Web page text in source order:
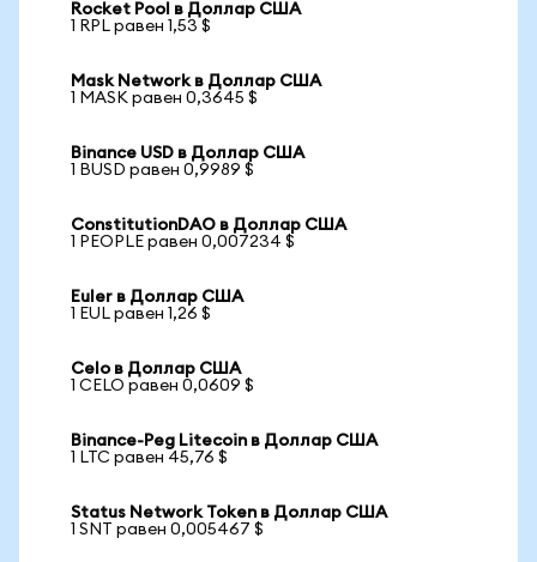
Rocket Pool в Доллар США
1 RPL равен 1,53 $
Mask Network в Доллар США
1 MASK равен 0,3645 $
Binance USD в Доллар США
1 BUSD равен 0,9989 $
ConstitutionDAO в Доллар США
1 PEOPLE равен 0,007234 $
Euler в Доллар США
1 EUL равен 1,26 $
Celo в Доллар США
1 CELO равен 0,0609 $
Binance-Peg Litecoin в Доллар США
1 LTC равен 45,76 $
Status Network Token в Доллар США
1 SNT равен 0,005467 $